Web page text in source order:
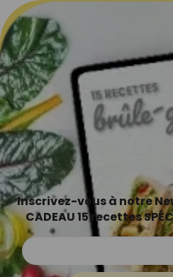
Inscrivez-vous à notre
CADEAU 15 recettes